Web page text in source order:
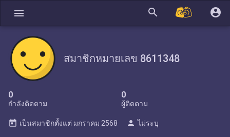
menu search account_circle
สมาชิกหมายเลข 8611348
0
กำลังติดตาม
0
ผู้ติดตาม
today เป็นสมาชิกตั้งแต่ มกราคม 2568 person ไม่ระบุ